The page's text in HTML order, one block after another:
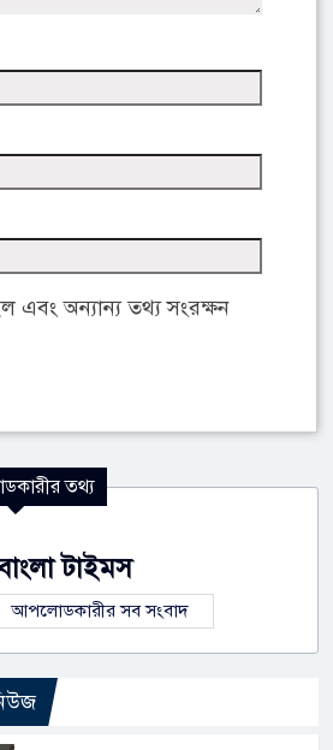
এবং অন্যান্য তথ্য সংরক্ষন
তথ্য
টাইমস
আপলোডকারীর সব সংবাদ